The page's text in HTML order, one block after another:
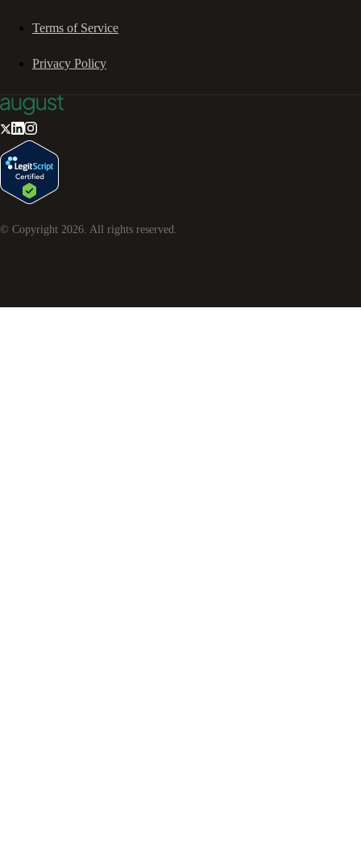
Terms of Service
Privacy Policy
© Copyright 2026 . All rights reserved.